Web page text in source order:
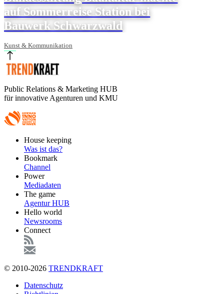
auf Sommerreise Station bei
Bauwerk Schwarzwald
Kunst & Kommunikation
Public Relations & Marketing HUB
für innovative Agenturen und KMU
FooterHouse keeping
Was ist das?
Bookmark
Channel
Power
Mediadaten
The game
Agentur HUB
Hello world
Newsrooms
Connect
© 2010-2026 TRENDKRAFT
FußzeileDatenschutz